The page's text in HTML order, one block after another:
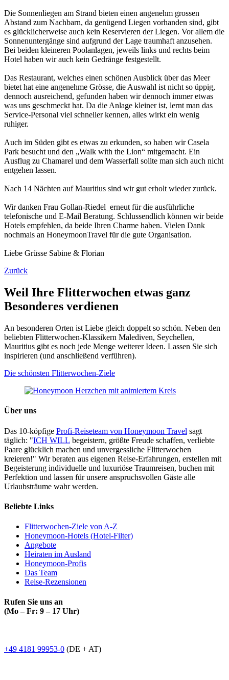
Die Sonnenliegen am Strand bieten einen angenehm grossen
Abstand zum Nachbarn, da genügend Liegen vorhanden sind, gibt
es glücklicherweise auch kein Reservieren der Liegen. Vor allem die
Sonnenuntergänge sind aufgrund der Lage traumhaft anzusehen.
Bei beiden kleineren Poolanlagen, jeweils links und rechts beim
Hotel haben wir auch kein Gedränge festgestellt.
Das Restaurant, welches einen schönen Ausblick über das Meer
bietet hat eine angenehme Grösse, die Auswahl ist nicht so üppig,
dennoch ausreichend, gefunden haben wir dennoch immer etwas
was uns geschmeckt hat. Da die Anlage kleiner ist, lernt man das
Service-Personal viel schneller kennen, alles wirkt ein wenig
ruhiger.
Auch im Süden gibt es etwas zu erkunden, so haben wir Casela
Park besucht und den „Walk with the Lion“ mitgemacht. Ein
Ausflug zu Chamarel und dem Wasserfall sollte man sich auch nicht
entgehen lassen.
Nach 14 Nächten auf Mauritius sind wir gut erholt wieder zurück.
Wir danken Frau Gollan-Riedel erneut für die ausführliche
telefonische und E-Mail Beratung. Schlussendlich können wir beide
Hotels empfehlen, da beide Ihren Charme haben. Vielen Dank
nochmals an HoneymoonTravel für die gute Organisation.
Liebe Grüsse Sabine & Florian
Zurück
Weil Ihre Flitterwochen etwas ganz
Besonderes verdienen
An besonderen Orten ist Liebe gleich doppelt so schön. Neben den
beliebten Flitterwochen-Klassikern Malediven, Seychellen,
Mauritius gibt es noch jede Menge weiterer Ideen. Lassen Sie sich
inspirieren (und anschließend verführen).
Die schönsten Flitterwochen-Ziele
Über uns
Das 10-köpfige Profi-Reiseteam von Honeymoon Travel sagt
täglich: "ICH WILL begeistern, größte Freude schaffen, verliebte
Paare glücklich machen und unvergessliche Flitterwochen
kreieren!" Wir beraten aus eigenen Reise-Erfahrungen, erstellen mit
Begeisterung individuelle und luxuriöse Traumreisen, buchen mit
Perfektion und lassen für unsere anspruchsvollen Gäste alle
Urlaubsträume wahr werden.
Beliebte Links
Flitterwochen-Ziele von A-Z
Honeymoon-Hotels (Hotel-Filter)
Angebote
Heiraten im Ausland
Honeymoon-Profis
Das Team
Reise-Rezensionen
Rufen Sie uns an
(Mo – Fr: 9 – 17 Uhr)
+49 4181 99953-0 (DE + AT)